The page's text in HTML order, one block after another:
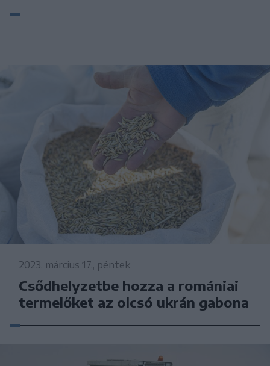
2023. március 17., péntek
Csődhelyzetbe hozza a romániai
termelőket az olcsó ukrán gabona